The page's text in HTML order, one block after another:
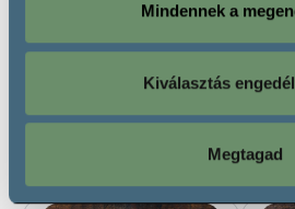
Mindennek a
Kiválasztás
Megtagad
Get to know another